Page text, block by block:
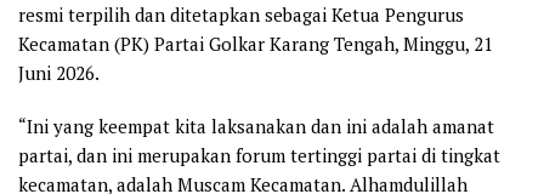
resmi terpilih dan ditetapkan sebagai Ketua Pengurus
Kecamatan (PK) Partai Golkar Karang Tengah, Minggu, 21
Juni 2026.
“Ini yang keempat kita laksanakan dan ini adalah amanat
partai, dan ini merupakan forum tertinggi partai di tingkat
kecamatan, adalah Muscam Kecamatan. Alhamdulillah